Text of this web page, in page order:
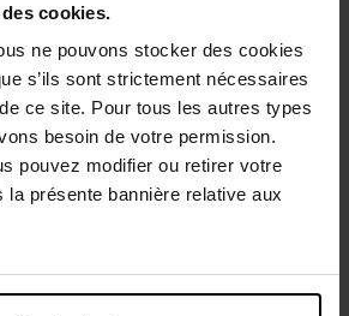
cookies.
ne pouvons stocker des cookies
s’ils sont strictement nécessaires
ce site. Pour tous les autres types
besoin de votre permission.
pouvez modifier ou retirer votre
la présente bannière relative aux
disponible pour le moment
de la disponibilité
à partir de 50€
votre magasin